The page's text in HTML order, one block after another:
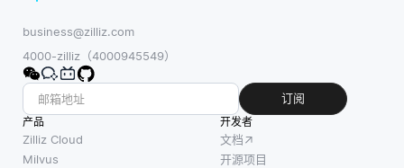
business@zilliz.com
4000-zilliz（4000945549）
订阅
产品
Zilliz Cloud
Milvus
开发者
文档
开源项目